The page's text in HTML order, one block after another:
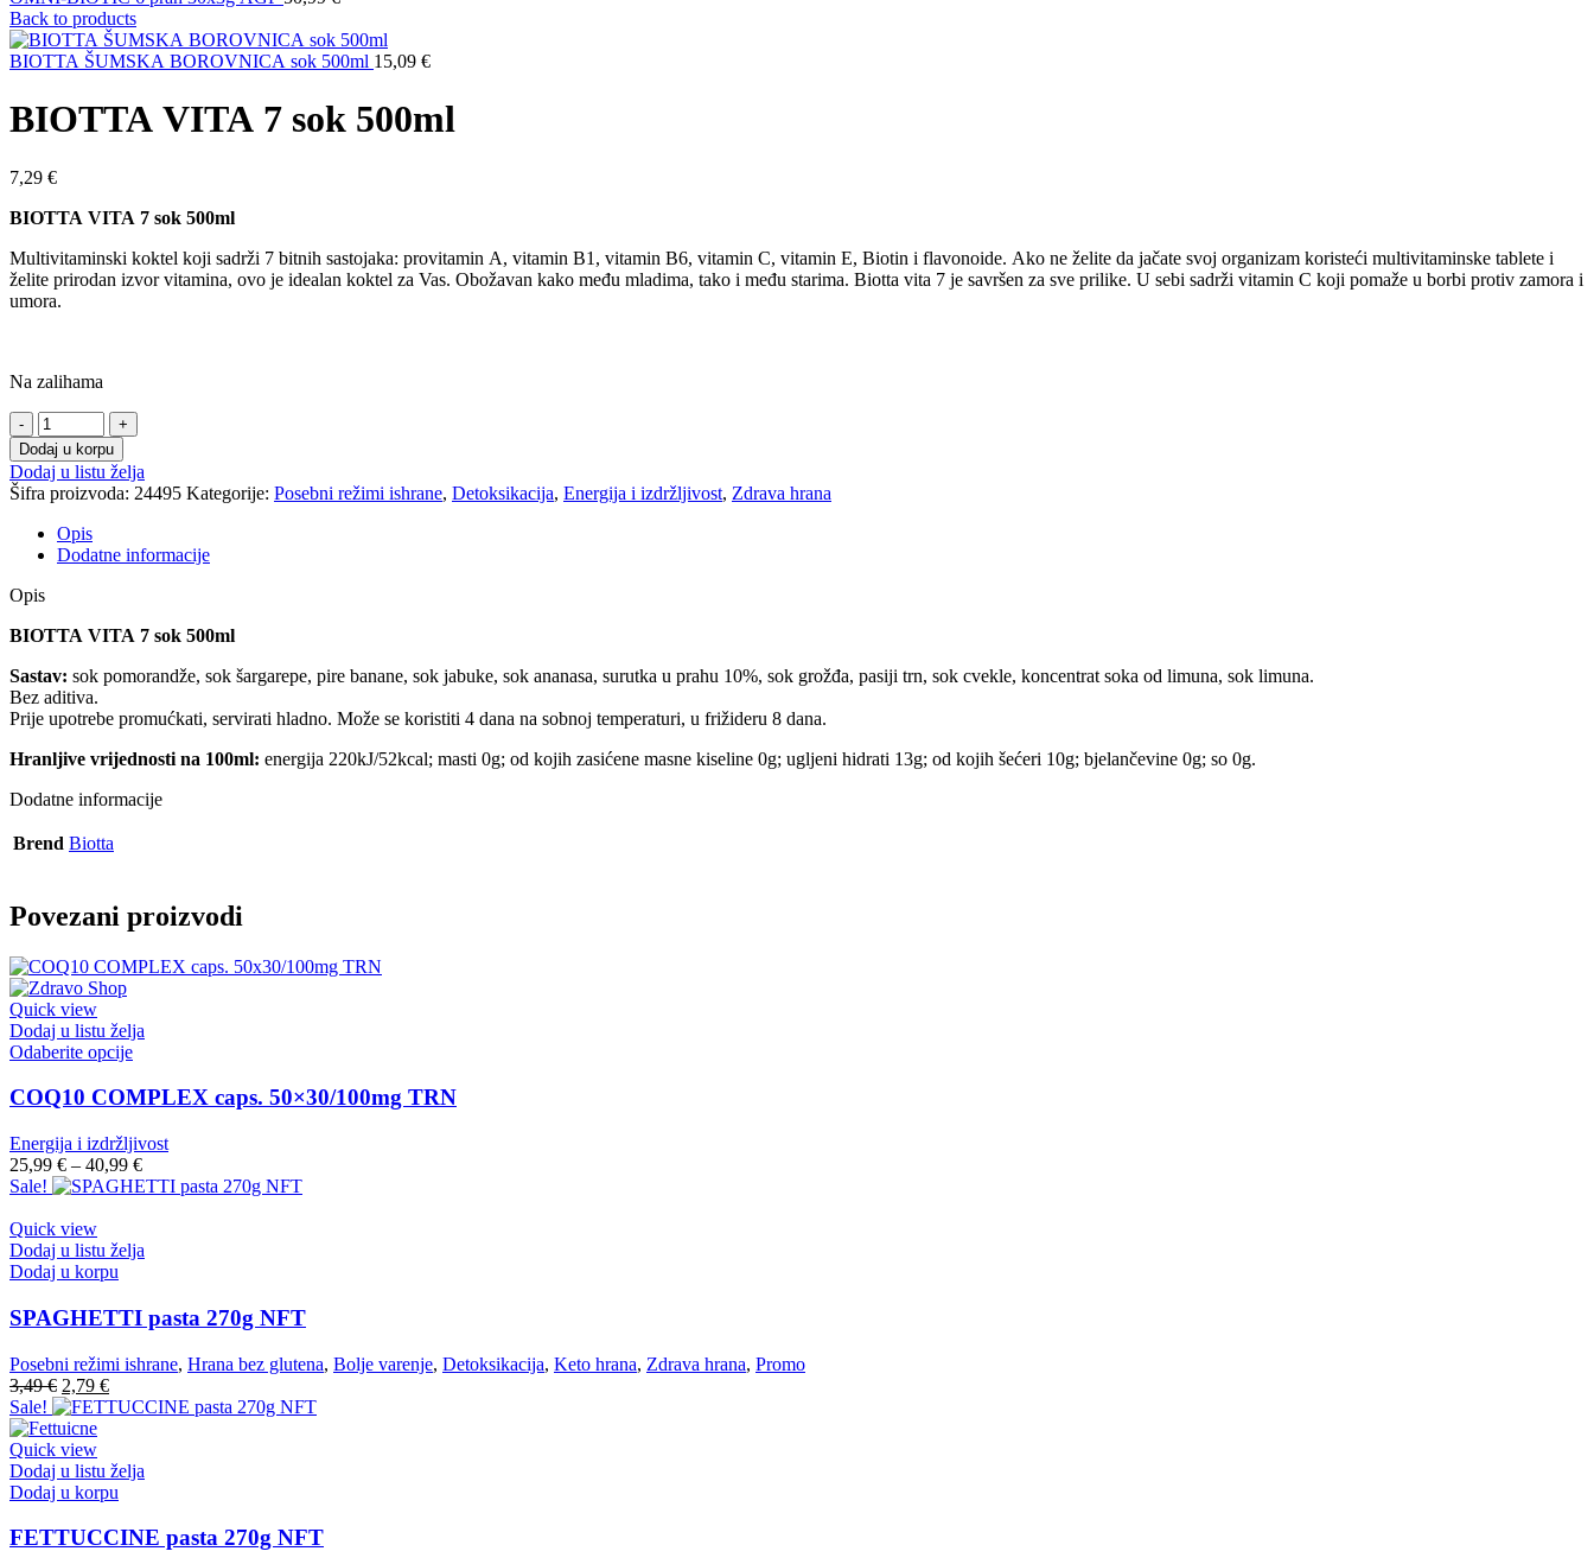
Back to products
BIOTTA ŠUMSKA BOROVNICA sok 500ml 15,09 €
BIOTTA VITA 7 sok 500ml
7,29 €
BIOTTA VITA 7 sok 500ml
Multivitaminski koktel koji sadrži 7 bitnih sastojaka: provitamin A, vitamin B1, vitamin B6, vitamin C, vitamin E, Biotin i flavonoide. Ako ne želite da jačate svoj organizam koristeći multivitaminske tablete i
želite prirodan izvor vitamina, ovo je idealan koktel za Vas. Obožavan kako među mladima, tako i među starima. Biotta vita 7 je savršen za sve prilike. U sebi sadrži vitamin C koji pomaže u borbi protiv zamora i
umora.
Na zalihama
Dodaj u korpu
Dodaj u listu želja
Šifra proizvoda: 24495 Kategorije: Posebni režimi ishrane, Detoksikacija, Energija i izdržljivost, Zdrava hrana
Opis
Dodatne informacije
Opis
BIOTTA VITA 7 sok 500ml
Sastav: sok pomorandže, sok šargarepe, pire banane, sok jabuke, sok ananasa, surutka u prahu 10%, sok grožđa, pasiji trn, sok cvekle, koncentrat soka od limuna, sok limuna.
Bez aditiva.
Prije upotrebe promućkati, servirati hladno. Može se koristiti 4 dana na sobnoj temperaturi, u frižideru 8 dana.
Hranljive vrijednosti na 100ml: energija 220kJ/52kcal; masti 0g; od kojih zasićene masne kiseline 0g; ugljeni hidrati 13g; od kojih šećeri 10g; bjelančevine 0g; so 0g.
Dodatne informacije
Brend Biotta
Povezani proizvodi
Quick view
Dodaj u listu želja
Odaberite opcije
COQ10 COMPLEX caps. 50×30/100mg TRN
Energija i izdržljivost
25,99 € – 40,99 €
Sale!
Quick view
Dodaj u listu želja
Dodaj u korpu
SPAGHETTI pasta 270g NFT
Posebni režimi ishrane, Hrana bez glutena, Bolje varenje, Detoksikacija, Keto hrana, Zdrava hrana, Promo
3,49€ 2,79 €
Sale!
Quick view
Dodaj u listu želja
Dodaj u korpu
FETTUCCINE pasta 270g NFT